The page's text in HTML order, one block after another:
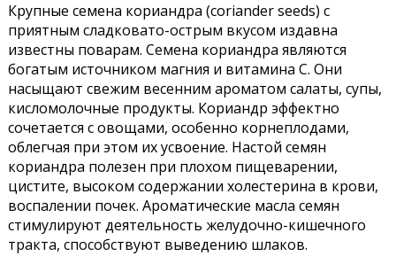
Крупные семена кориандра (coriander seeds) с
приятным сладковато-острым вкусом издавна
известны поварам. Семена кориандра являются
богатым источником магния и витамина С. Они
насыщают свежим весенним ароматом салаты, супы,
кисломолочные продукты. Кориандр эффектно
сочетается с овощами, особенно корнеплодами,
облегчая при этом их усвоение. Настой семян
кориандра полезен при плохом пищеварении,
цистите, высоком содержании холестерина в крови,
воспалении почек. Ароматические масла семян
стимулируют деятельность желудочно-кишечного
тракта, способствуют выведению шлаков.